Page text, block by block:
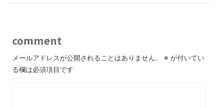
comment
メールアドレスが公開されることはありません。 ※ が付いてい
る欄は必須項目です